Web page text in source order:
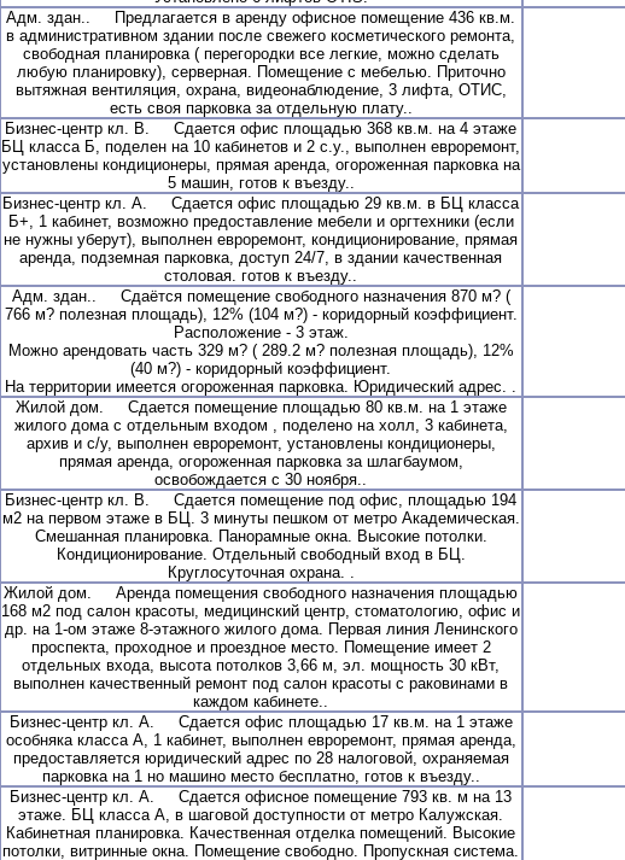
Адм. здан.. Предлагается в аренду офисное помещение 436 кв.м.
в административном здании после свежего косметического ремонта,
свободная планировка ( перегородки все легкие, можно сделать
любую планировку), серверная. Помещение с мебелью. Приточно
вытяжная вентиляция, охрана, видеонаблюдение, 3 лифта, ОТИС,
есть своя парковка за отдельную плату..
Бизнес-центр кл. В. Сдается офис площадью 368 кв.м. на 4 этаже
БЦ класса Б, поделен на 10 кабинетов и 2 с.у., выполнен евроремонт,
установлены кондиционеры, прямая аренда, огороженная парковка на
5 машин, готов к въезду..
Бизнес-центр кл. А. Сдается офис площадью 29 кв.м. в БЦ класса
Б+, 1 кабинет, возможно предоставление мебели и оргтехники (если
не нужны уберут), выполнен евроремонт, кондиционирование, прямая
аренда, подземная парковка, доступ 24/7, в здании качественная
столовая. готов к въезду..
Адм. здан.. Сдаётся помещение свободного назначения 870 м? (
766 м? полезная площадь), 12% (104 м?) - коридорный коэффициент.
Расположение - 3 этаж.
Можно арендовать часть 329 м? ( 289.2 м? полезная площадь), 12%
(40 м?) - коридорный коэффициент.
На территории имеется огороженная парковка. Юридический адрес. .
Жилой дом. Сдается помещение площадью 80 кв.м. на 1 этаже
жилого дома с отдельным входом , поделено на холл, 3 кабинета,
архив и с/у, выполнен евроремонт, установлены кондиционеры,
прямая аренда, огороженная парковка за шлагбаумом,
освобождается с 30 ноября..
Бизнес-центр кл. В. Сдается помещение под офис, площадью 194
м2 на первом этаже в БЦ. 3 минуты пешком от метро Академическая.
Смешанная планировка. Панорамные окна. Высокие потолки.
Кондиционирование. Отдельный свободный вход в БЦ.
Круглосуточная охрана. .
Жилой дом. Аренда помещения свободного назначения площадью
168 м2 под салон красоты, медицинский центр, стоматологию, офис и
др. на 1-ом этаже 8-этажного жилого дома. Первая линия Ленинского
проспекта, проходное и проездное место. Помещение имеет 2
отдельных входа, высота потолков 3,66 м, эл. мощность 30 кВт,
выполнен качественный ремонт под салон красоты с раковинами в
каждом кабинете..
Бизнес-центр кл. А. Сдается офис площадью 17 кв.м. на 1 этаже
особняка класса А, 1 кабинет, выполнен евроремонт, прямая аренда,
предоставляется юридический адрес по 28 налоговой, охраняемая
парковка на 1 но машино место бесплатно, готов к въезду..
Бизнес-центр кл. А. Сдается офисное помещение 793 кв. м на 13
этаже. БЦ класса А, в шаговой доступности от метро Калужская.
Кабинетная планировка. Качественная отделка помещений. Высокие
потолки, витринные окна. Помещение свободно. Пропускная система.